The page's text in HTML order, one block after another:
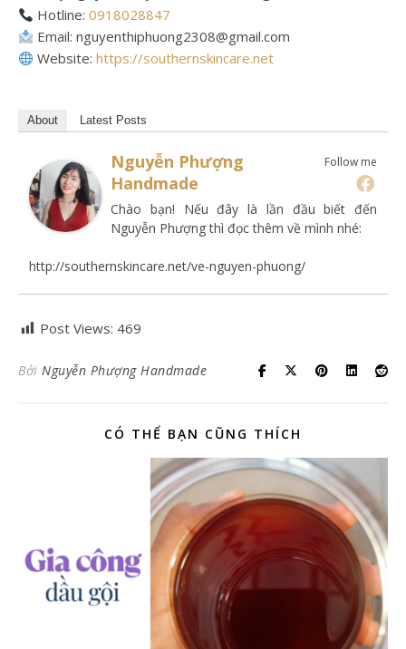
Hotline:0918028847
Email: nguyenthiphuong2308@gmail.com
Website:https://southernskincare.net
About Latest Posts
Follow me
Nguyễn Phượng
Handmade
Chào bạn! Nếu đây là lần đầu biết đến
Nguyễn Phượng thì đọc thêm về mình nhé:
http://southernskincare.net/ve-nguyen-phuong/
Post Views: 469
Bởi Nguyễn Phượng Handmade
CÓ THỂ BẠN CŨNG THÍCH